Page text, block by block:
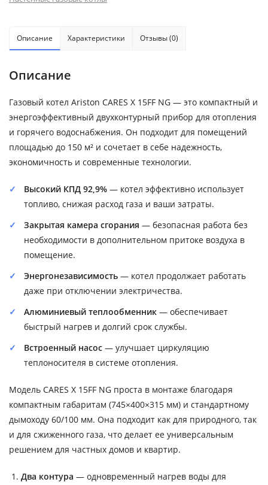
Описание Характеристики Отзывы (0)
Описание
Газовый котел Ariston CARES X 15FF NG — это компактный и
энергоэффективный двухконтурный прибор для отопления
и горячего водоснабжения. Он подходит для помещений
площадью до 150 м² и сочетает в себе надежность,
экономичность и современные технологии.
Высокий КПД 92,9% — котел эффективно использует
топливо, снижая расход газа и ваши затраты.
Закрытая камера сгорания — безопасная работа без
необходимости в дополнительном притоке воздуха в
помещение.
Энергонезависимость — котел продолжает работать
даже при отключении электричества.
Алюминиевый теплообменник — обеспечивает
быстрый нагрев и долгий срок службы.
Встроенный насос — улучшает циркуляцию
теплоносителя в системе отопления.
Модель CARES X 15FF NG проста в монтаже благодаря
компактным габаритам (745×400×315 мм) и стандартному
дымоходу 60/100 мм. Она подходит как для природного, так
и для сжиженного газа, что делает ее универсальным
решением для частных домов и квартир.
Два контура — одновременный нагрев воды для